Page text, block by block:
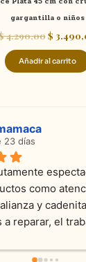
gargantilla o niños
4.290,00$
Añadir al carrito
A
5 meses
soy clienta
muy
Una Belleza
satisfecha